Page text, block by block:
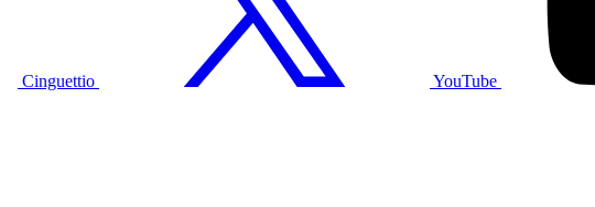
Cinguettio YouTube